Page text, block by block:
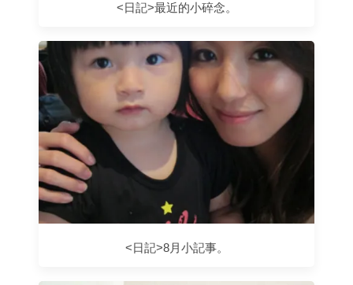
<日記>最近的小碎念。
<日記>8月小記事。